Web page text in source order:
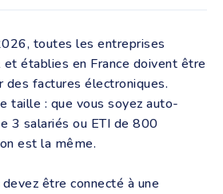
toutes les entreprises
établies en France doivent être
des factures électroniques.
taille : que vous soyez auto-
3 salariés ou ETI de 800
est la même.
être connecté à une